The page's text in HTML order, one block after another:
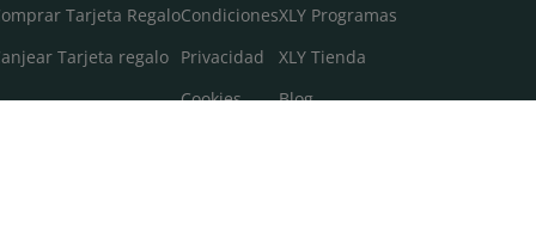
Tarjeta Regalo
Tarjeta regalo
Condiciones
Privacidad
Cookies
XLY Programas
XLY Tienda
Blog